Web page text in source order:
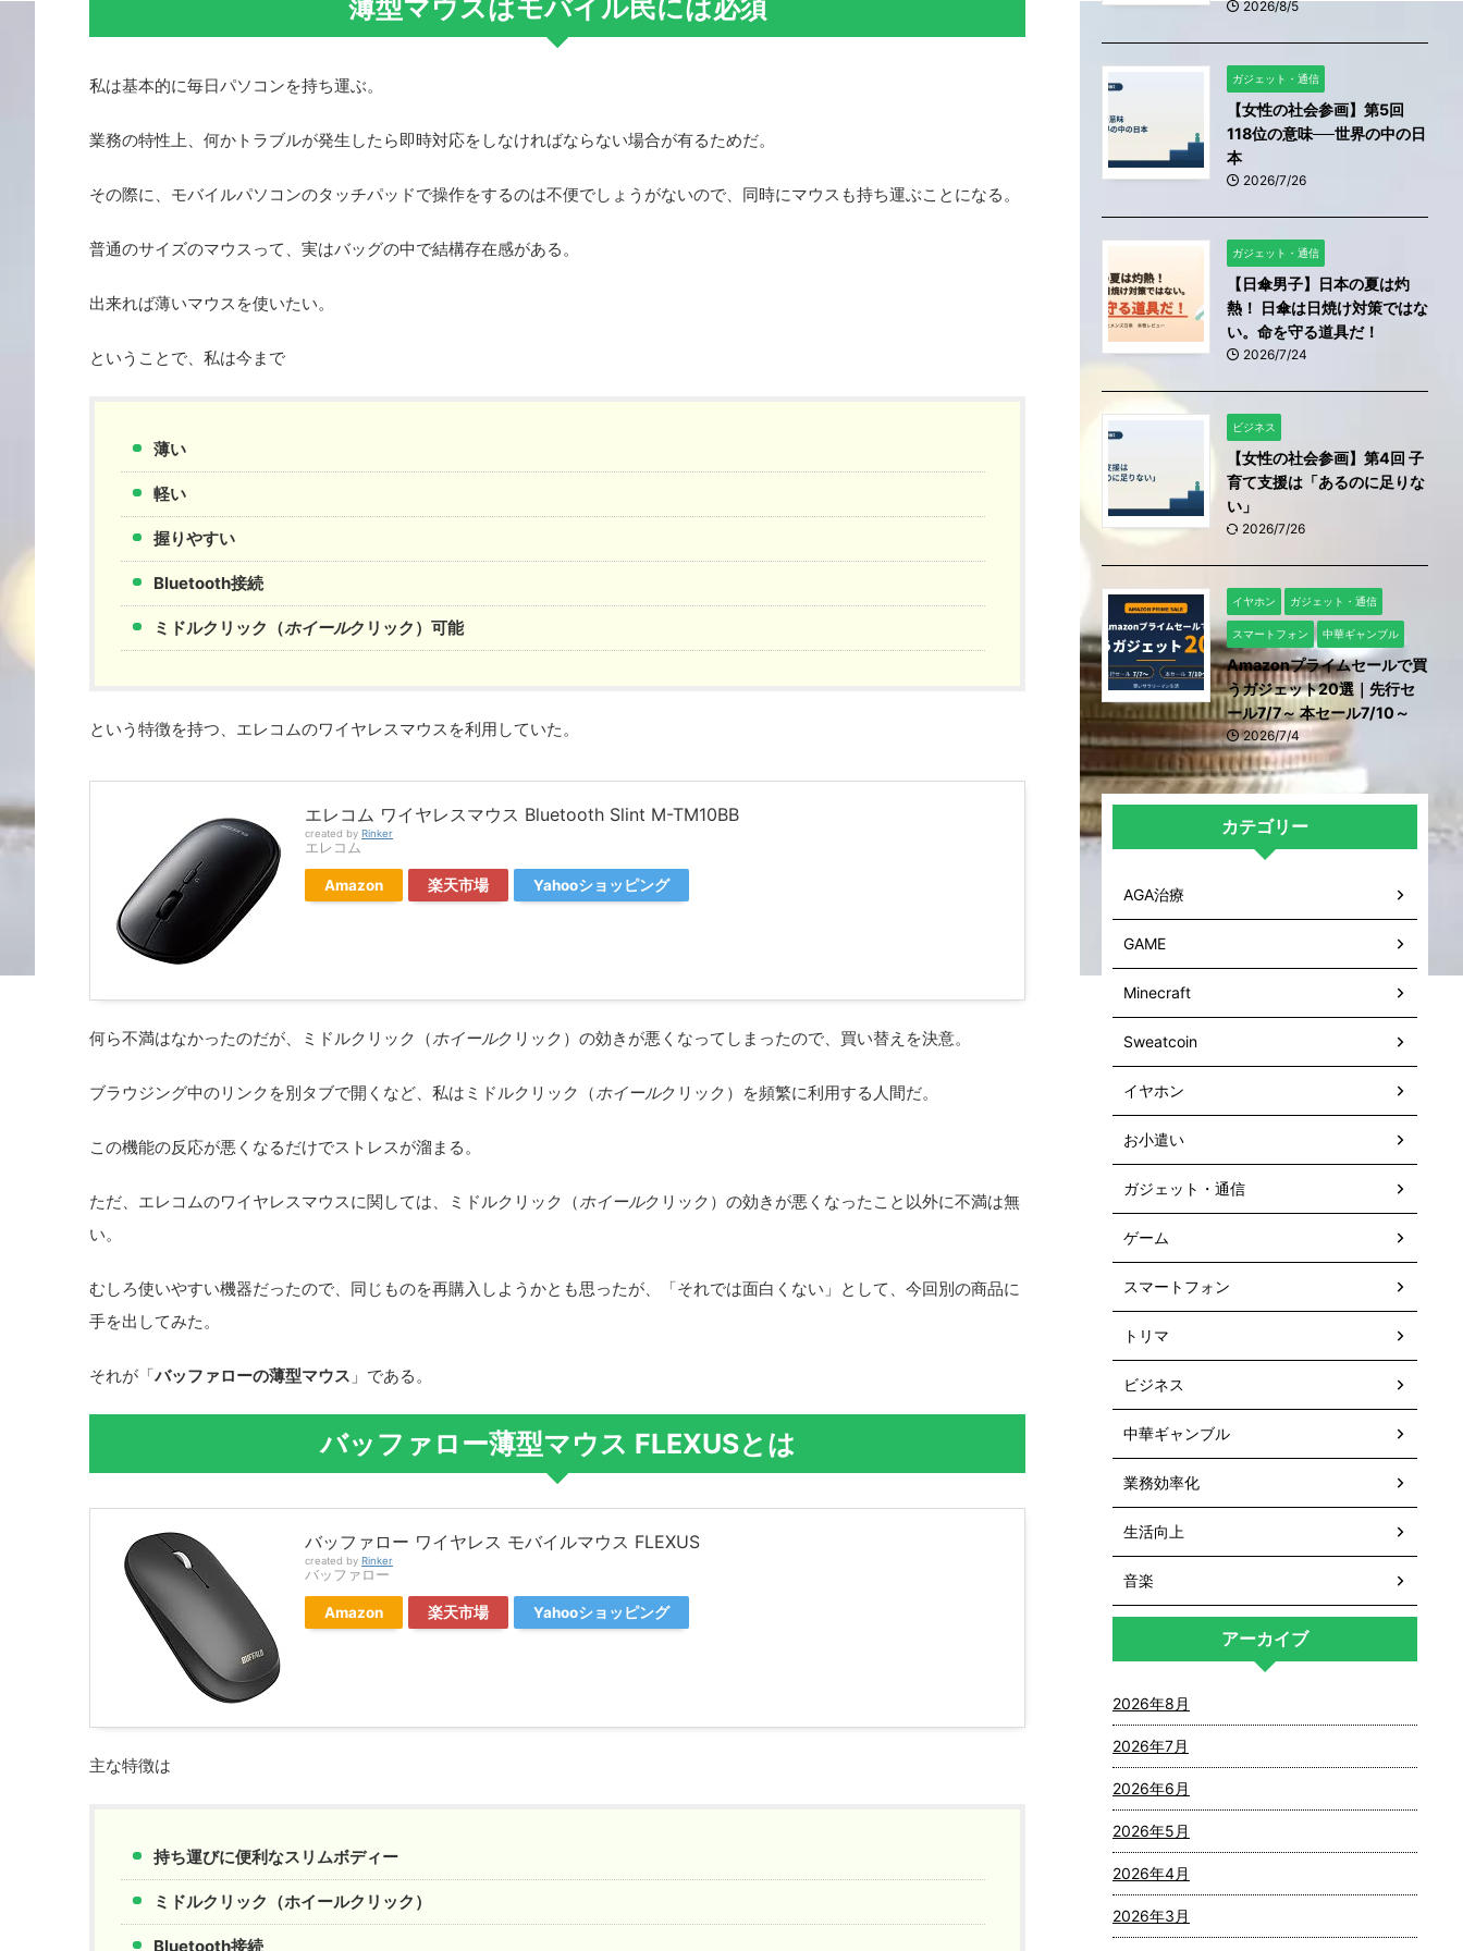
薄型マウスはモバイル民には必須
私は基本的に毎日パソコンを持ち運ぶ。
業務の特性上、何かトラブルが発生したら即時対応をしなければならない場合が有るためだ。
その際に、モバイルパソコンのタッチパッドで操作をするのは不便でしょうがないので、同時にマウスも持ち運ぶことになる。
普通のサイズのマウスって、実はバッグの中で結構存在感がある。
出来れば薄いマウスを使いたい。
ということで、私は今まで
薄い
軽い
握りやすい
Bluetooth接続
ミドルクリック（ホイールクリック）可能
という特徴を持つ、エレコムのワイヤレスマウスを利用していた。
エレコム ワイヤレスマウス Bluetooth Slint M-TM10BB
created by Rinker
エレコム
Amazon 楽天市場 Yahooショッピング
何ら不満はなかったのだが、ミドルクリック（ホイールクリック）の効きが悪くなってしまったので、買い替えを決意。
ブラウジング中のリンクを別タブで開くなど、私はミドルクリック（ホイールクリック）を頻繁に利用する人間だ。
この機能の反応が悪くなるだけでストレスが溜まる。
ただ、エレコムのワイヤレスマウスに関しては、ミドルクリック（ホイールクリック）の効きが悪くなったこと以外に不満は無
い。
むしろ使いやすい機器だったので、同じものを再購入しようかとも思ったが、「それでは面白くない」として、今回別の商品に
手を出してみた。
それが「バッファローの薄型マウス 」である。
バッファロー薄型マウス FLEXUSとは
バッファロー ワイヤレス モバイルマウス FLEXUS
created by Rinker
バッファロー
Amazon 楽天市場 Yahooショッピング
主な特徴は
持ち運びに便利なスリムボディー
ミドルクリック（ホイールクリック）
Bluetooth接続
2026/8/5
ガジェット・通信
【女性の社会参画】第5回
118位の意味──世界の中の日
本
2026/7/26
ガジェット・通信
【日傘男子】日本の夏は灼
熱！ 日傘は日焼け対策ではな
い。命を守る道具だ！
2026/7/24
ビジネス
【女性の社会参画】第4回 子
育て支援は「あるのに足りな
い」
2026/7/26
イヤホン ガジェット・通信
スマートフォン 中華ギャンブル
Amazonプライムセールで買
うガジェット20選｜先行セ
ール7/7～ 本セール7/10～
2026/7/4
カテゴリー
AGA治療
GAME
Minecraft
Sweatcoin
イヤホン
お小遣い
ガジェット・通信
ゲーム
スマートフォン
トリマ
ビジネス
中華ギャンブル
業務効率化
生活向上
音楽
アーカイブ
2026年8月
2026年7月
2026年6月
2026年5月
2026年4月
2026年3月